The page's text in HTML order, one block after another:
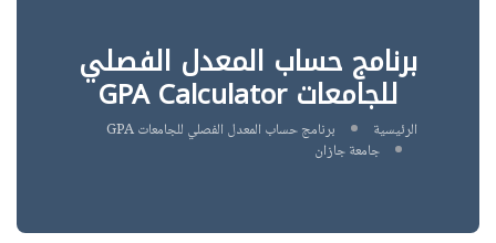
برنامج حساب المعدل الفصلي
للجامعات GPA Calculator
الرئيسية
برنامج حساب المعدل الفصلي للجامعات GPA
جامعة جازان